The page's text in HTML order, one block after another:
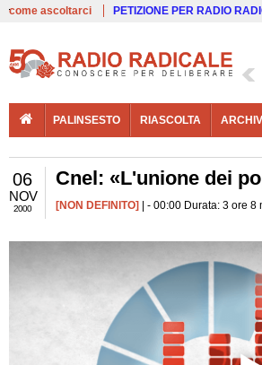
come ascoltarci PETIZIONE PER RADIO
PALINSESTO RIASCOLTA
06
NOV
2000
Cnel: «L'unione dei
[NON DEFINITO] | - 00:00 Durata: 3 ore 8